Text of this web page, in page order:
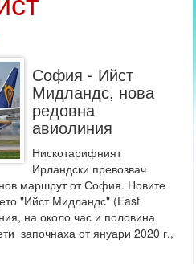
София - Ийст
Мидландс, нова
редовна
авиолиния
Нискотарифният
Ирландски превозвач
маршрут от София. Новите
"Ийст Мидландс" (East
на около час и половина
започнаха от януари 2020 г.,